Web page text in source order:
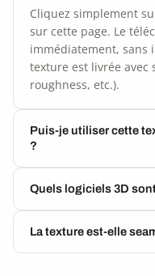
Cliquez simplement
sur cette page. Le
immédiatement, sans
texture est livrée avec
roughness, etc.).
Puis-je utiliser cette
?
Quels logiciels 3D
La texture est-elle